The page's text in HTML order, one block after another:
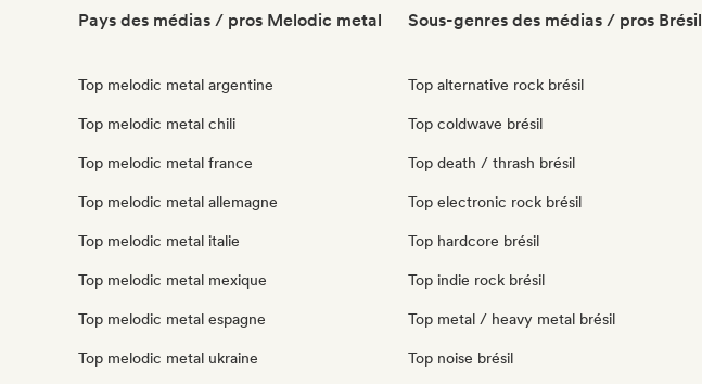
Pays des médias / pros Melodic metal
Top melodic metal argentine
Top melodic metal chili
Top melodic metal france
Top melodic metal allemagne
Top melodic metal italie
Top melodic metal mexique
Top melodic metal espagne
Top melodic metal ukraine
Sous-genres des médias / pros Brésil
Top alternative rock brésil
Top coldwave brésil
Top death / thrash brésil
Top electronic rock brésil
Top hardcore brésil
Top indie rock brésil
Top metal / heavy metal brésil
Top noise brésil